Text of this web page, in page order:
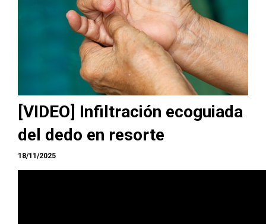
[VIDEO] Infiltración ecoguiada
del dedo en resorte
18/11/2025